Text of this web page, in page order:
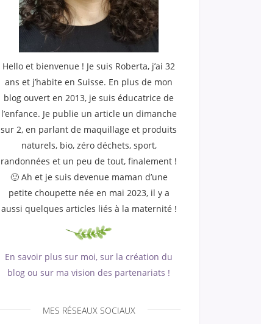
Hello et bienvenue ! Je suis Roberta, j’ai 32
ans et j’habite en Suisse. En plus de mon
blog ouvert en 2013, je suis éducatrice de
l’enfance. Je publie un article un dimanche
sur 2, en parlant de maquillage et produits
naturels, bio, zéro déchets, sport,
randonnées et un peu de tout, finalement !
🙂 Ah et je suis devenue maman d’une
petite choupette née en mai 2023, il y a
aussi quelques articles liés à la maternité !
En savoir plus sur moi, sur la création du
blog ou sur ma vision des partenariats !
MES RÉSEAUX SOCIAUX